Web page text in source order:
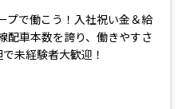
プで働こう！入社祝い金＆給
配車本数を誇り、働きやすさ
未経験者大歓迎！